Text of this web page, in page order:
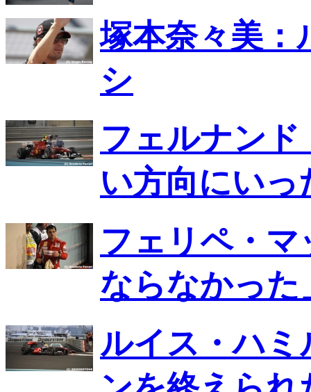
塚本奈々美：
シ
フェルナン
い方向にいっ
フェリペ・
ならなかった
ルイス・ハミ